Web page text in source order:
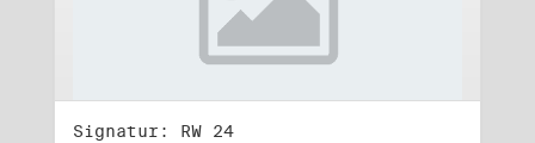
Signatur: RW 24